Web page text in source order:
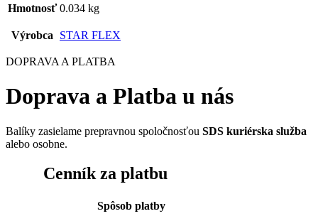
Hmotnosť 0.034 kg
Výrobca STAR FLEX
DOPRAVA A PLATBA
Doprava a Platba u nás
Balíky zasielame prepravnou spoločnosťou SDS kuriérska služba
alebo osobne.
Cenník za platbu
Spôsob platby